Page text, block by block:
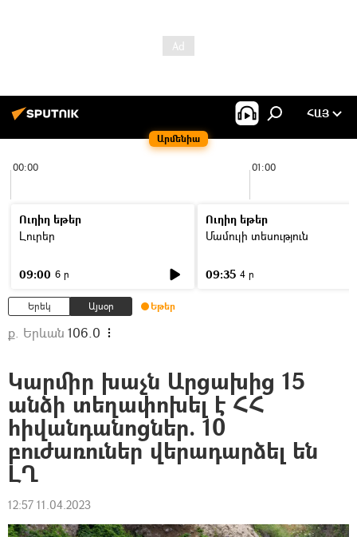
Արմենիա
ՀԱՅ
00:00 01:00
Ուղիղ եթեր
Լուրեր
09:00 6 ր
Ուղիղ եթեր
Մամուլի տեսություն
09:35 4 ր
Երեկ Այսօր Եթեր
ք. Երևան 106.0
Կարմիր խաչն Արցախից 15
անձի տեղափոխել է ՀՀ
հիվանդանոցներ. 10
բուժառուներ վերադարձել են
ԼՂ
12:57 11.04.2023